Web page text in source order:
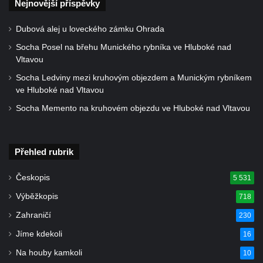
Starých Křečanech
Starých Křečanech
Pamětní desky obětem 1. světové války na
Šluknově
ve Šluknově
Pamětní deska Polské armádě na budově
MÚ v ulici 2. polské armády v Rumburku
Kenotaf Richarda Grossmanna na hřbitově
v Dubé
Nejnovější příspěvky
Dubová alej u loveckého zámku Ohrada
Socha Posel na břehu Munického rybníka ve Hluboké nad
Vltavou
Socha Ledviny mezi kruhovým objezdem a Munickým rybníkem
ve Hluboké nad Vltavou
Socha Memento na kruhovém objezdu ve Hluboké nad Vltavou
Přehled rubrik
Českopis 5 531
Výběžkopis 718
Zahraničí 230
Jíme kdekoli 16
Na houby kamkoli 10